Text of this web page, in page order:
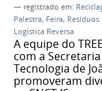
— registrado em:
Palestra, Feira,
Logística Reversa
A equipe do
com a
Tecnologia de
promoveram